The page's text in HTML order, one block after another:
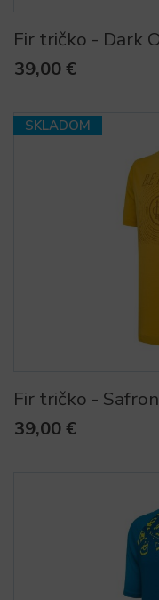
Fir tričko - Dark
39,00 €
SKLADOM
Fir tričko -
39,00 €